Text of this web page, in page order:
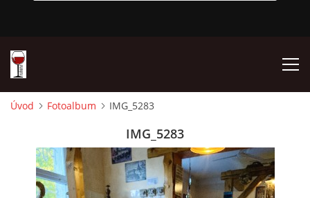
NAŠE SÝRY A DELIKATESY
Úvod Fotoalbum IMG_5283
IMG_5283